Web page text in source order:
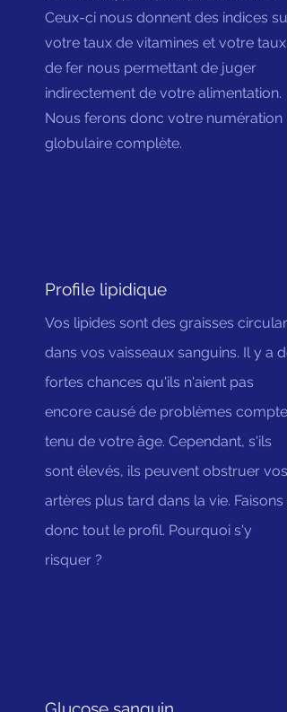
Ceux-ci nous donnent des indices sur
votre taux de vitamines et votre taux
de fer nous permettant de juger
indirectement de votre alimentation.
Nous ferons donc votre numération
globulaire complète.
Profile lipidique
Vos lipides sont des graisses circulant
dans vos vaisseaux sanguins. Il y a de
fortes chances qu'ils n'aient pas
encore causé de problèmes compte
tenu de votre âge. Cependant, s'ils
sont élevés, ils peuvent obstruer vos
artères plus tard dans la vie. Faisons
donc tout le profil. Pourquoi s'y
risquer ?